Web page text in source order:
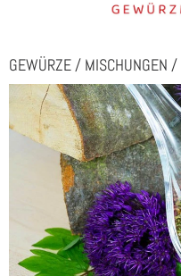
GEWÜRZE / MISCHUNGEN /